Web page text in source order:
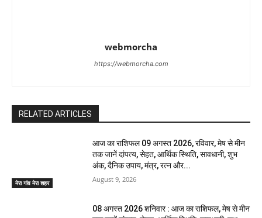
webmorcha
https://webmorcha.com
RELATED ARTICLES
मेरा गांव मेरा शहर
आज का राशिफल 09 अगस्त 2026, रविवार, मेष से मीन
तक जानें दांपत्य, सेहत, आर्थिक स्थिति, सावधानी, शुभ
अंक, दैनिक उपाय, मंत्र, रत्न और...
August 9, 2026
08 अगस्त 2026 शनिवार : आज का राशिफल, मेष से मीन